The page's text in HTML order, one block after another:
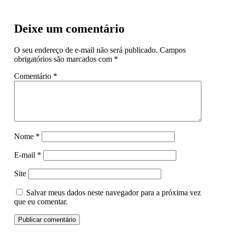
Deixe um comentário
O seu endereço de e-mail não será publicado. Campos
obrigatórios são marcados com *
Comentário *
Nome *
E-mail *
Site
Salvar meus dados neste navegador para a próxima vez
que eu comentar.